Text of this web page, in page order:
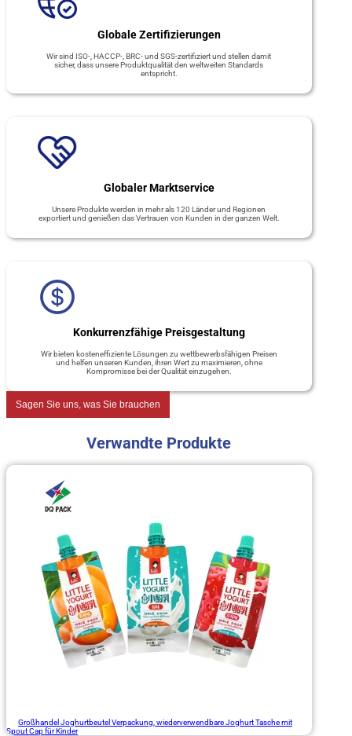
Globale Zertifizierungen
Wir sind ISO-, HACCP-, BRC- und SGS-zertifiziert und stellen damit
sicher, dass unsere Produktqualität den weltweiten Standards
entspricht.
Globaler Marktservice
Unsere Produkte werden in mehr als 120 Länder und Regionen
exportiert und genießen das Vertrauen von Kunden in der ganzen Welt.
Konkurrenzfähige Preisgestaltung
Wir bieten kosteneffiziente Lösungen zu wettbewerbsfähigen Preisen
und helfen unseren Kunden, ihren Wert zu maximieren, ohne
Kompromisse bei der Qualität einzugehen.
Sagen Sie uns, was Sie brauchen
Verwandte Produkte
Großhandel Joghurtbeutel Verpackung, wiederverwendbare Joghurt Tasche mit
Spout Cap für Kinder